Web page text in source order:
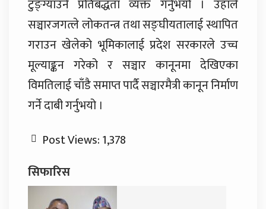
टुङ्ग्याउने प्रतिबद्धता व्यक्त गर्नुभयो । उहाँले
सञ्चारजगत्ले लोकतन्त्र तथा सङ्घीयतालाई स्थापित
गराउन खेलेको भूमिकालाई प्रदेश सरकारले उच्च
मूल्याङ्कन गरेको र सञ्चार कानूनमा देखिएका
विमतिलाई चाँडै समाप्त पार्दै सञ्चारमैत्री कानून निर्माण
गर्ने दाबी गर्नुभयो ।
Post Views:1,378
सिफारिस